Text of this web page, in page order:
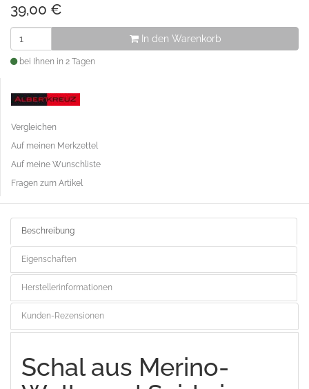
39,00 €
In den Warenkorb
bei Ihnen in 2 Tagen
Vergleichen
Auf meinen Merkzettel
Auf meine Wunschliste
Fragen zum Artikel
Beschreibung
Eigenschaften
Herstellerinformationen
Kunden-Rezensionen
Schal aus Merino-